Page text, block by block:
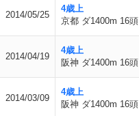
2014/05/25
4歳上
京都 ダ1400m 16頭
2014/04/19
4歳上
阪神 ダ1400m 16頭
2014/03/09
4歳上
阪神 ダ1400m 16頭